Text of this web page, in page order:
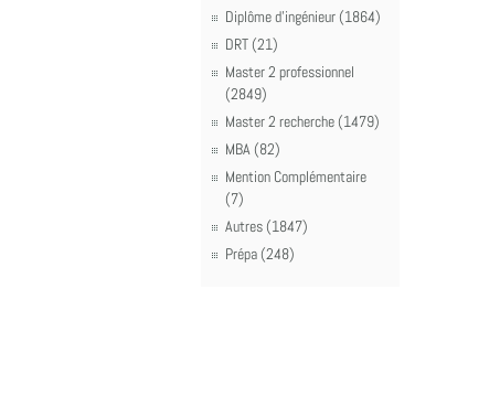
Diplôme d'ingénieur (1864)
DRT (21)
Master 2 professionnel
(2849)
Master 2 recherche (1479)
MBA (82)
Mention Complémentaire
(7)
Autres (1847)
Prépa (248)